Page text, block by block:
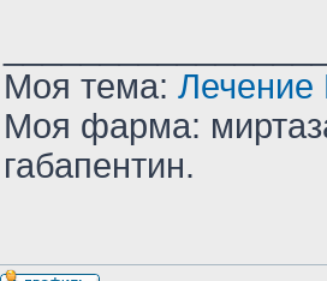
Моя тема:
Моя фарма:
габапентин.